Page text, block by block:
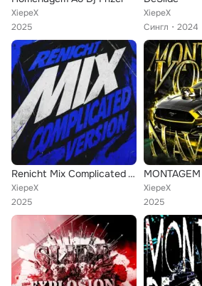
XiepeX
2025
XiepeX
Сингл
2024
Renicht Mix Complicated Version
XiepeX
2025
XiepeX
2025